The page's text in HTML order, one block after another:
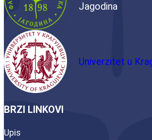
Jagodina
Univerzitet u
BRZI LINKOVI
Upis